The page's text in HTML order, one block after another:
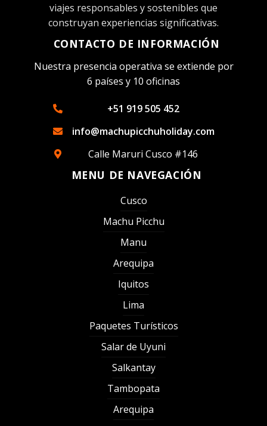
viajes responsables y sostenibles que
construyan experiencias significativas.
CONTACTO DE INFORMACIÓN
Nuestra presencia operativa se extiende por
6 países y 10 oficinas
+51 919 505 452
info@machupicchuholiday.com
Calle Maruri Cusco #146
MENU DE NAVEGACIÓN
Cusco
Machu Picchu
Manu
Arequipa
Iquitos
Lima
Paquetes Turísticos
Salar de Uyuni
Salkantay
Tambopata
Arequipa